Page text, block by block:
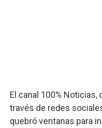
El canal 100%
través de redes
quebró ventanas para